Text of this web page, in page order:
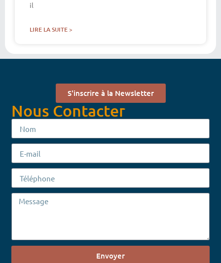
il
LIRE LA SUITE >
S'inscrire à la Newsletter
Nous Contacter
Envoyer